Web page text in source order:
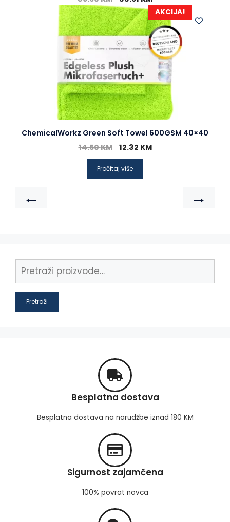
AKCIJA!
ChemicalWorkz Green Soft Towel 600GSM 40×40
14.50KM 12.32 KM
Pročitaj više
← →
Pretraži
Besplatna dostava
Besplatna dostava na narudžbe iznad 180 KM
Sigurnost zajamčena
100% povrat novca